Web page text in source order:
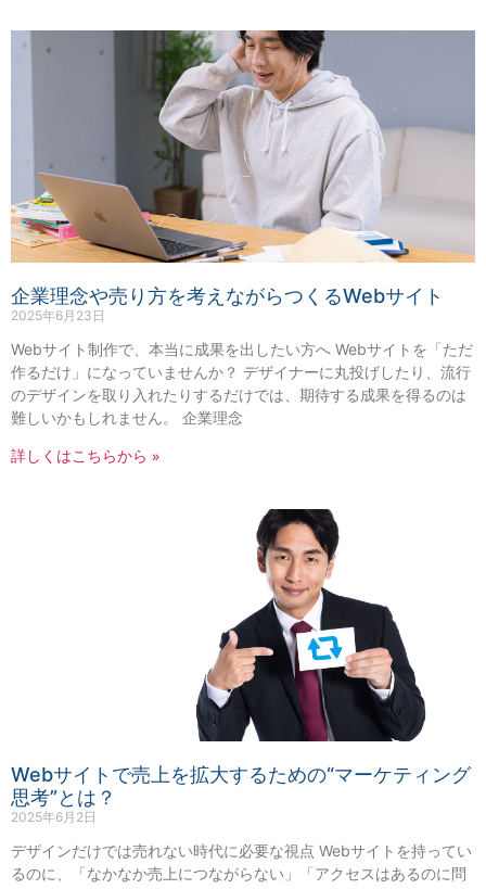
企業理念や売り方を考えながらつくるWebサイト
2025年6月23日
Webサイト制作で、本当に成果を出したい方へ Webサイトを「ただ
作るだけ」になっていませんか？ デザイナーに丸投げしたり、流行
のデザインを取り入れたりするだけでは、期待する成果を得るのは
難しいかもしれません。 企業理念
詳しくはこちらから »
Webサイトで売上を拡大するための“マーケティング
思考”とは？
2025年6月2日
デザインだけでは売れない時代に必要な視点 Webサイトを持ってい
るのに、「なかなか売上につながらない」「アクセスはあるのに問